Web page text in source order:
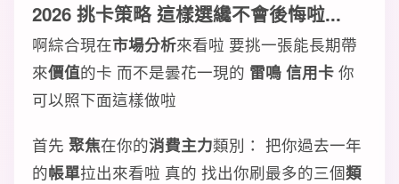
2026 挑卡策略 這樣選纔不會後悔啦...
啊綜合現在市場分析來看啦 要挑一張能長期帶
來價值的卡 而不是曇花一現的 雷鳴 信用卡 你
可以照下面這樣做啦
首先 聚焦在你的消費主力類別： 把你過去一年
的帳單拉出來看啦 真的 找出你刷最多的三個類